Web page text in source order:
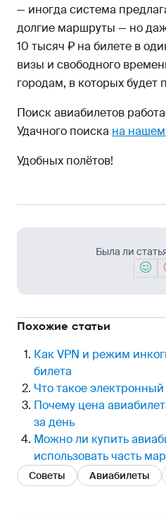
— иногда система
долгие маршруты — но
10 тысяч ₽ на билете в
визы и свободного
городам, в которых будет
Поиск авиабилетов
Удачного поиска на
Удобных полётов!
Была ли
Похожие статьи
Как VPN и режим
билета
Что такое
Почему цена
за день
Можно ли купить
использовать часть
Советы Авиабилеты